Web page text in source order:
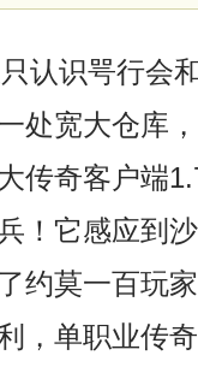
认识咢行会
处宽大仓库
传奇客户端
！它感应到
约莫一百玩
，单职业传